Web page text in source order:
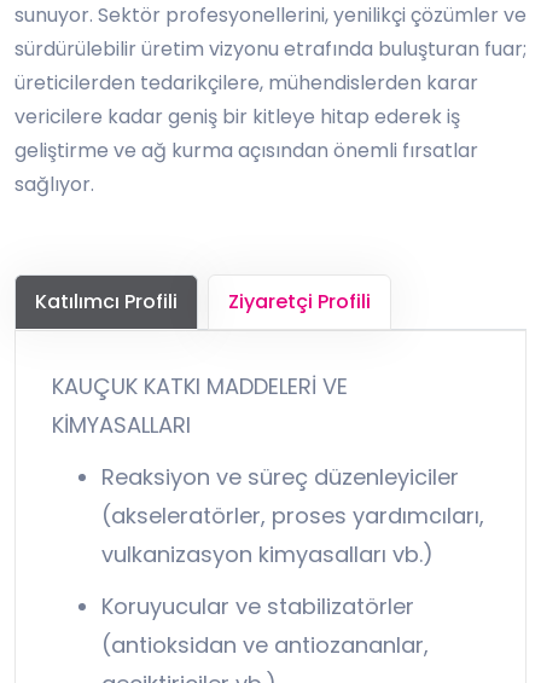
sunuyor. Sektör profesyonellerini, yenilikçi çözümler ve
sürdürülebilir üretim vizyonu etrafında buluşturan fuar;
üreticilerden tedarikçilere, mühendislerden karar
vericilere kadar geniş bir kitleye hitap ederek iş
geliştirme ve ağ kurma açısından önemli fırsatlar
sağlıyor.
Katılımcı Profili Ziyaretçi Profili
KAUÇUK KATKI MADDELERİ VE
KİMYASALLARI
Reaksiyon ve süreç düzenleyiciler
(akseleratörler, proses yardımcıları,
vulkanizasyon kimyasalları vb.)
Koruyucular ve stabilizatörler
(antioksidan ve antiozananlar,